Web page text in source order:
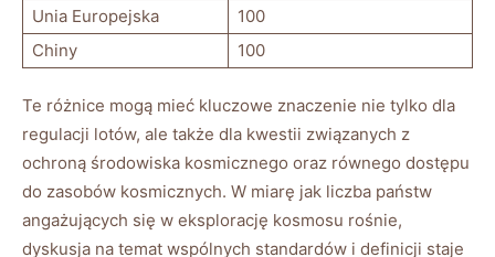
Unia Europejska
100
Chiny
100
Te różnice mogą mieć kluczowe znaczenie nie tylko dla
regulacji lotów, ale także dla kwestii związanych z
ochroną środowiska kosmicznego oraz równego dostępu
do zasobów kosmicznych. W miarę jak liczba państw
angażujących się w eksplorację kosmosu rośnie,
dyskusja na temat wspólnych standardów i definicji staje